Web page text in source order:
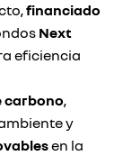
financiado
Next
eficiencia
carbono,
y
en la